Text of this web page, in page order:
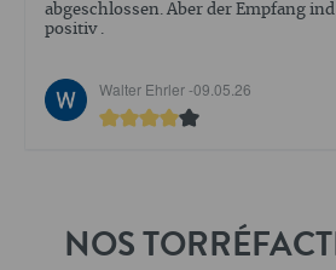
abgeschlossen. Aber der Empfang
positiv .
Walter Ehrler -09.05.26
NOS